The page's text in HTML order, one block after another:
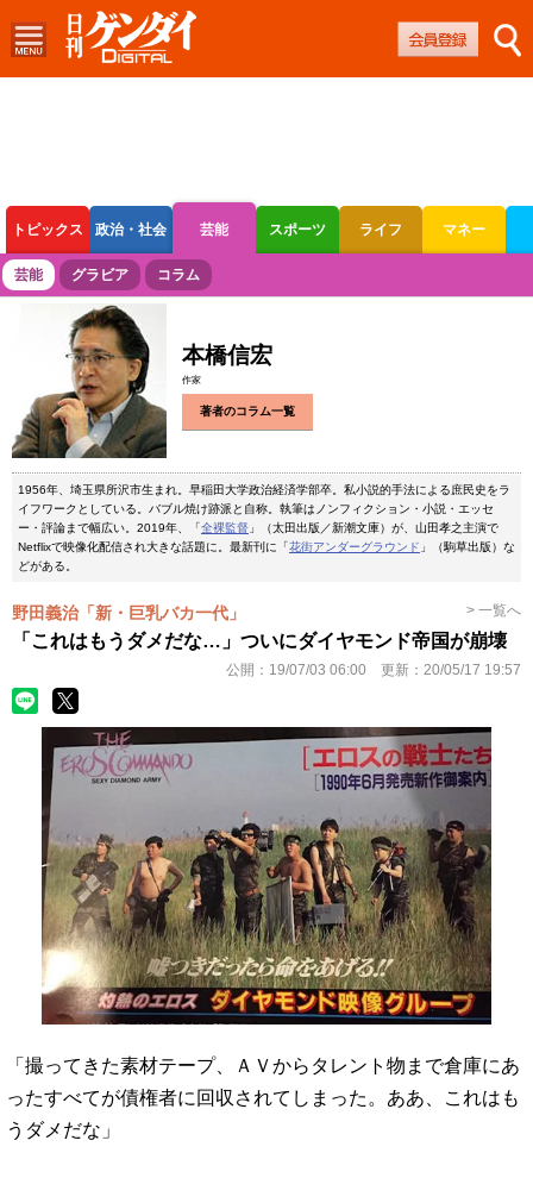
トピックス 政治・社会 芸能 スポーツ ライフ マネー
ボートレース 競輪 オートレース
芸能 グラビア コラム
本橋信宏
作家
著者のコラム一覧
1956年、埼玉県所沢市生まれ。早稲田大学政治経済学部卒。私小説的手法による庶民史をラ
イフワークとしている。バブル焼け跡派と自称。執筆はノンフィクション・小説・エッセ
ー・評論まで幅広い。2019年、「全裸監督 」（太田出版／新潮文庫）が、山田孝之主演で
Netflixで映像化配信され大きな話題に。最新刊に「花街アンダーグラウンド 」（駒草出版）な
どがある。
野田義治「新・巨乳バカ一代」 > 一覧へ
「これはもうダメだな…」ついにダイヤモンド帝国が崩壊
公開： 19/07/03 06:00 更新： 20/05/17 19:57
「撮ってきた素材テープ、ＡＶからタレント物まで倉庫にあ
ったすべてが債権者に回収されてしまった。ああ、これはも
うダメだな」